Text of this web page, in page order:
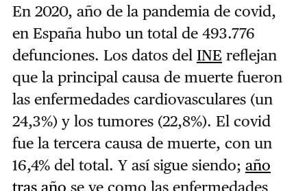
En 2020, año de la pandemia de covid,
en España hubo un total de 493.776
defunciones. Los datos del INE reflejan
que la principal causa de muerte fueron
las enfermedades cardiovasculares (un
24,3%) y los tumores (22,8%). El covid
fue la tercera causa de muerte, con un
16,4% del total. Y así sigue siendo; año
tras año se ve como las enfermedades